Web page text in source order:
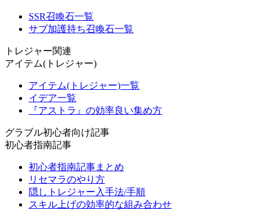
SSR召喚石一覧
サブ加護持ち召喚石一覧
トレジャー関連
アイテム(トレジャー)
アイテム(トレジャー)一覧
イデア一覧
『アストラ』の効率良い集め方
グラブル初心者向け記事
初心者指南記事
初心者指南記事まとめ
リセマラのやり方
隠しトレジャー入手法/手順
スキル上げの効率的な組み合わせ